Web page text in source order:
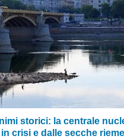
storici: la centrale
crisi e dalle secche